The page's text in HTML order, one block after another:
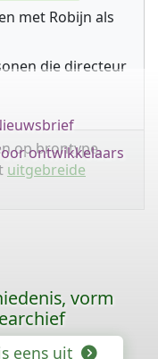
met Robijn als
die directeur
op brontype,
uitgebreide
ontwikkelaars
vorm
eens uit